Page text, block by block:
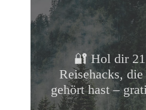
🔐 Hol dir
Reisehacks,
gehört hast –